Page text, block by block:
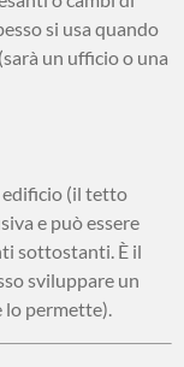
si usa quando
un ufficio o una
edificio (il tetto
e può essere
sottostanti. È il
sviluppare un
permette).